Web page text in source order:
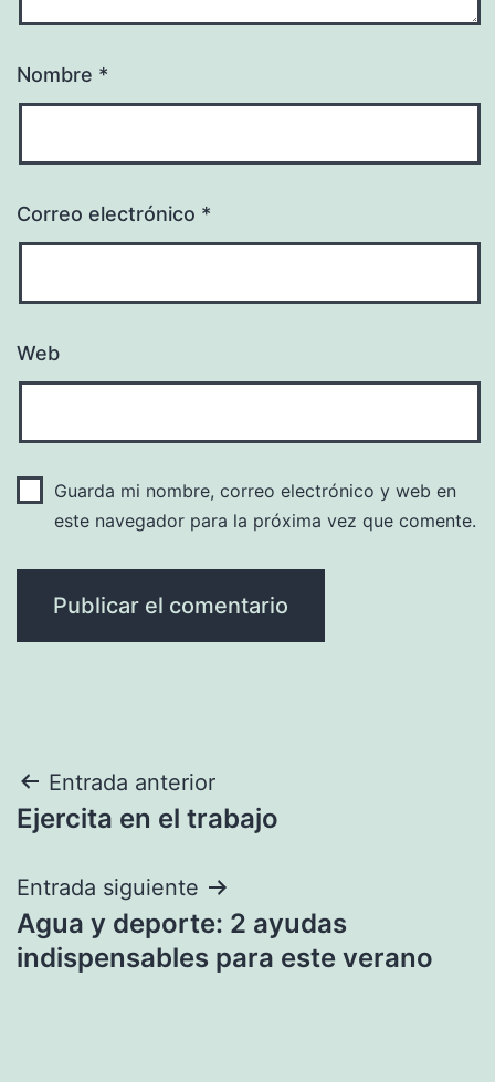
Nombre *
Correo electrónico *
Web
Guarda mi nombre, correo electrónico y web en
este navegador para la próxima vez que comente.
Navegación
de
entradas
Entrada anterior
Ejercita en el trabajo
Entrada siguiente
Agua y deporte: 2 ayudas
indispensables para este verano